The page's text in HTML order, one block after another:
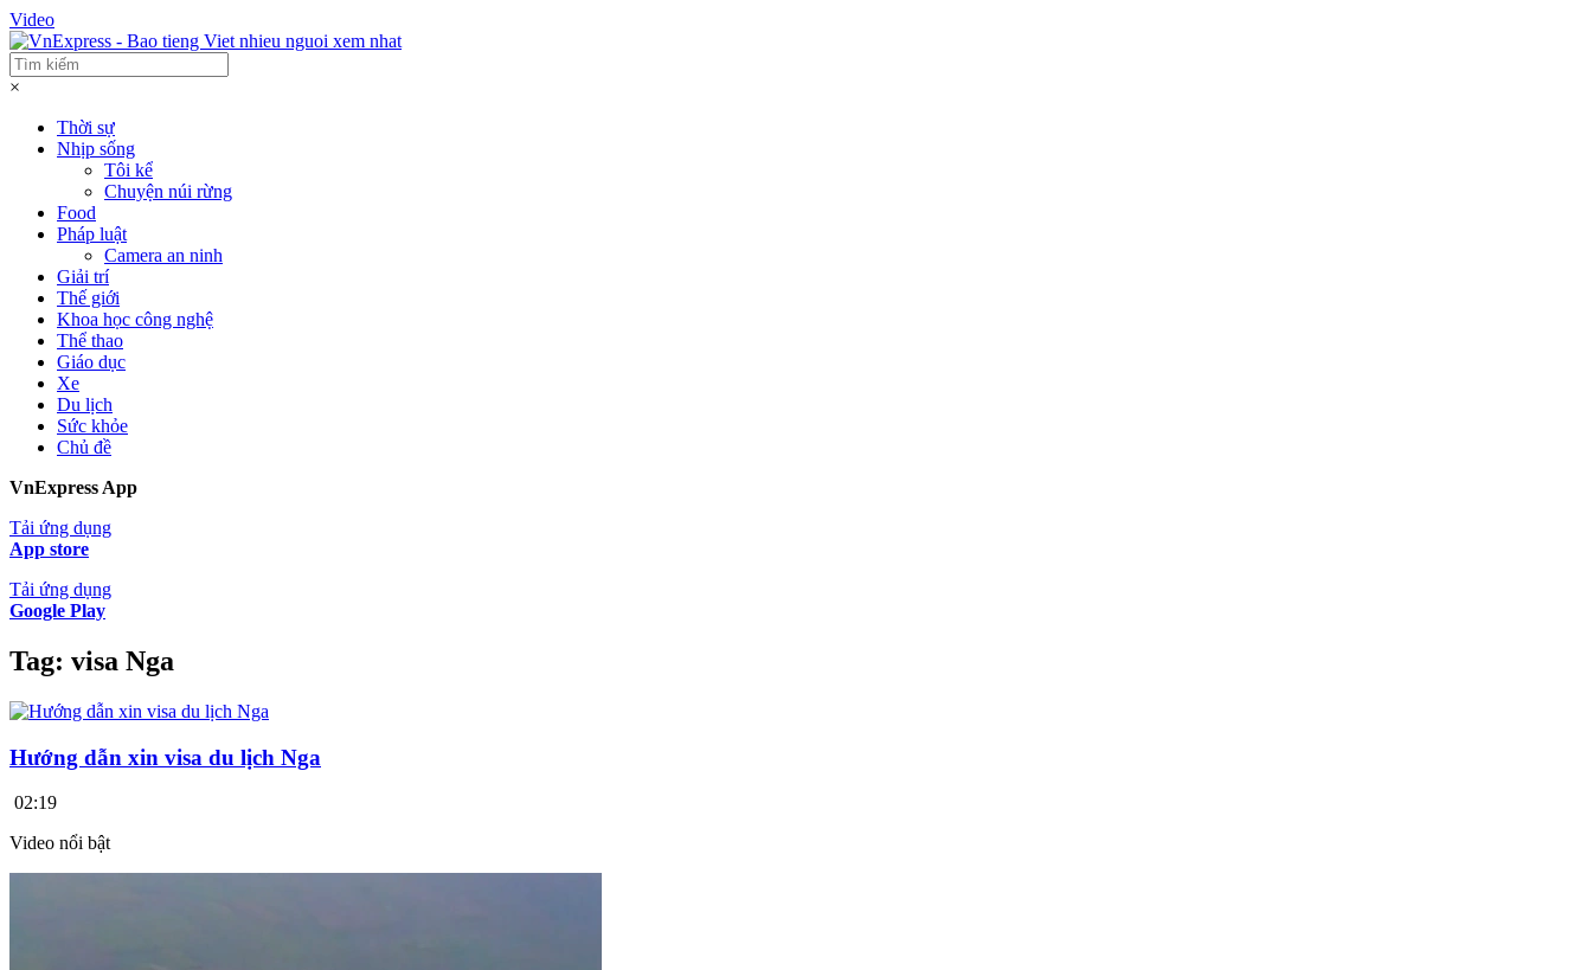
Video
×
Thời sự
Nhịp sống
Tôi kể
Chuyện núi rừng
Food
Pháp luật
Camera an ninh
Giải trí
Thế giới
Khoa học công nghệ
Thể thao
Giáo dục
Xe
Du lịch
Sức khỏe
Chủ đề
VnExpress App
Tải ứng dụng
App store
Tải ứng dụng
Google Play
Tag: visa Nga
Hướng dẫn xin visa du lịch Nga
02:19
Video nổi bật